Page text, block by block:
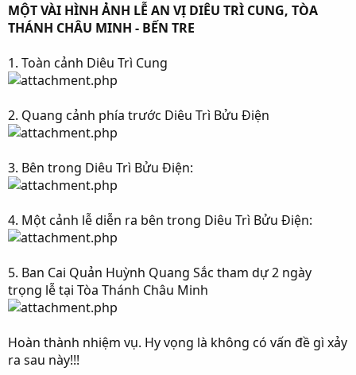
MỘT VÀI HÌNH ẢNH LỄ AN VỊ DIÊU TRÌ CUNG, TÒA
THÁNH CHÂU MINH - BẾN TRE
1. Toàn cảnh Diêu Trì Cung
2. Quang cảnh phía trước Diêu Trì Bửu Điện
3. Bên trong Diêu Trì Bửu Điện:
4. Một cảnh lễ diễn ra bên trong Diêu Trì Bửu Điện:
5. Ban Cai Quản Huỳnh Quang Sắc tham dự 2 ngày
trọng lễ tại Tòa Thánh Châu Minh
Hoàn thành nhiệm vụ. Hy vọng là không có vấn đề gì xảy
ra sau này!!!